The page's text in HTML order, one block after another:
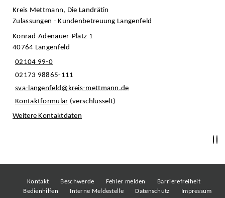
Kreis Mettmann, Die Landrätin
Zulassungen - Kundenbetreuung Langenfeld
Konrad-Adenauer-Platz 1
40764 Langenfeld
02104 99-0
02173 98865-111
sva-langenfeld@kreis-mettmann.de
Kontaktformular (verschlüsselt)
Weitere Kontaktdaten
Kontakt Beschwerde Fehler melden
Barrierefreiheit
Bedienhilfen
Interne Meldestelle Datenschutz Impressum